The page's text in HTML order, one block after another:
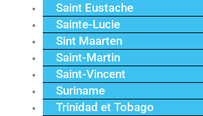
Saint Eustache
Sainte-Lucie
Sint Maarten
Saint-Martin
Saint-Vincent
Suriname
Trinidad et Tobago